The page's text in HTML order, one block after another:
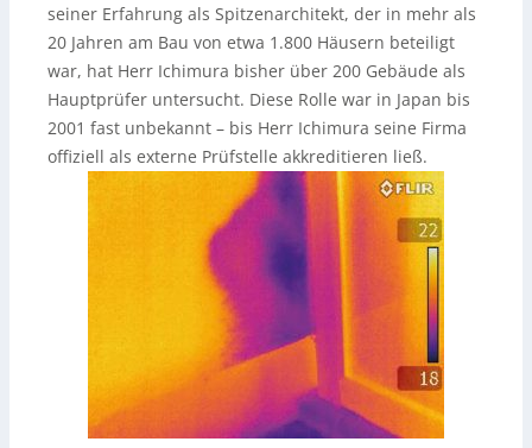
seiner Erfahrung als Spitzenarchitekt, der in mehr als
20 Jahren am Bau von etwa 1.800 Häusern beteiligt
war, hat Herr Ichimura bisher über 200 Gebäude als
Hauptprüfer untersucht. Diese Rolle war in Japan bis
2001 fast unbekannt – bis Herr Ichimura seine Firma
offiziell als externe Prüfstelle akkreditieren ließ.